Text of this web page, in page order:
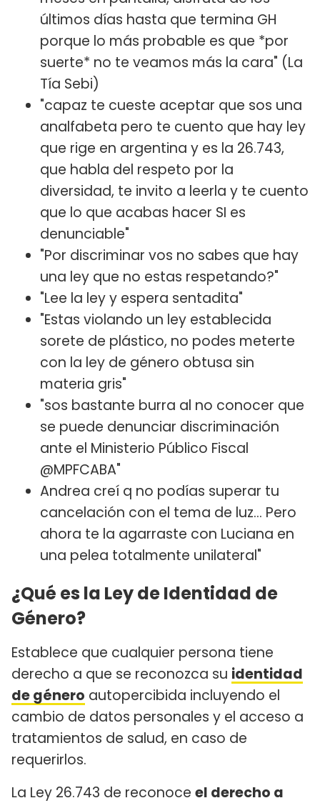
últimos días hasta que termina GH
porque lo más probable es que *por
suerte* no te veamos más la cara" (La
Tía Sebi)
"capaz te cueste aceptar que sos una
analfabeta pero te cuento que hay ley
que rige en argentina y es la 26.743,
que habla del respeto por la
diversidad, te invito a leerla y te cuento
que lo que acabas hacer SI es
denunciable"
"Por discriminar vos no sabes que hay
una ley que no estas respetando?"
"Lee la ley y espera sentadita"
"Estas violando un ley establecida
sorete de plástico, no podes meterte
con la ley de género obtusa sin
materia gris"
"sos bastante burra al no conocer que
se puede denunciar discriminación
ante el Ministerio Público Fiscal
@MPFCABA"
Andrea creí q no podías superar tu
cancelación con el tema de luz... Pero
ahora te la agarraste con Luciana en
una pelea totalmente unilateral"
¿Qué es la Ley de Identidad de
Género?
Establece que cualquier persona tiene
derecho a que se reconozca su identidad
de género autopercibida incluyendo el
cambio de datos personales y el acceso a
tratamientos de salud, en caso de
requerirlos.
La Ley 26.743 de reconoce el derecho a